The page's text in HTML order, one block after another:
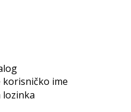
korisničko ime
lozinka